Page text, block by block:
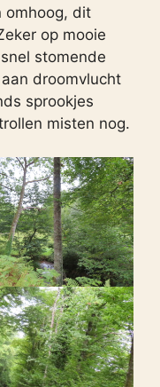
omhoog, dit
op mooie
stomende
droomvlucht
sprookjes
misten nog.